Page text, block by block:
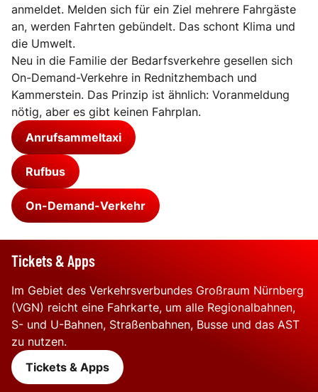
anmeldet. Melden sich für ein Ziel mehrere Fahrgäste
an, werden Fahrten gebündelt. Das schont Klima und
die Umwelt.
Neu in die Familie der Bedarfsverkehre gesellen sich
On-Demand-Verkehre in Rednitzhembach und
Kammerstein. Das Prinzip ist ähnlich: Voranmeldung
nötig, aber es gibt keinen Fahrplan.
Anrufsammeltaxi
Rufbus
On-Demand-Verkehr
Tickets & Apps
Im Gebiet des Verkehrsverbundes Großraum Nürnberg
(VGN) reicht eine Fahrkarte, um alle Regionalbahnen,
S- und U-Bahnen, Straßenbahnen, Busse und das AST
zu nutzen.
Tickets & Apps